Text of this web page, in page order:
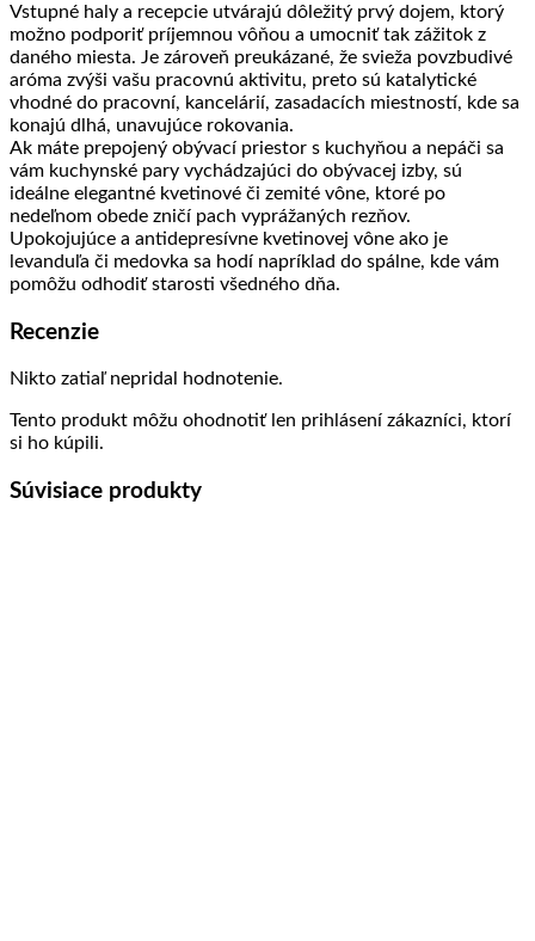
Vstupné haly a recepcie utvárajú dôležitý prvý dojem, ktorý
možno podporiť príjemnou vôňou a umocniť tak zážitok z
daného miesta. Je zároveň preukázané, že svieža povzbudivé
aróma zvýši vašu pracovnú aktivitu, preto sú katalytické
vhodné do pracovní, kancelárií, zasadacích miestností, kde sa
konajú dlhá, unavujúce rokovania.
Ak máte prepojený obývací priestor s kuchyňou a nepáči sa
vám kuchynské pary vychádzajúci do obývacej izby, sú
ideálne elegantné kvetinové či zemité vône, ktoré po
nedeľnom obede zničí pach vyprážaných rezňov.
Upokojujúce a antidepresívne kvetinovej vône ako je
levanduľa či medovka sa hodí napríklad do spálne, kde vám
pomôžu odhodiť starosti všedného dňa.
Recenzie
Nikto zatiaľ nepridal hodnotenie.
Tento produkt môžu ohodnotiť len prihlásení zákazníci, ktorí
si ho kúpili.
Súvisiace produkty